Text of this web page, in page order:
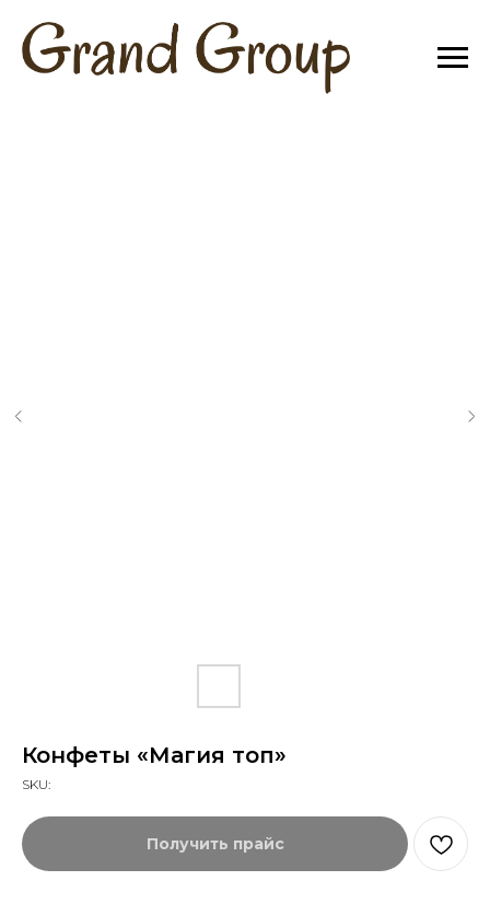
Конфеты «Магия топ»
SKU:
Получить прайс